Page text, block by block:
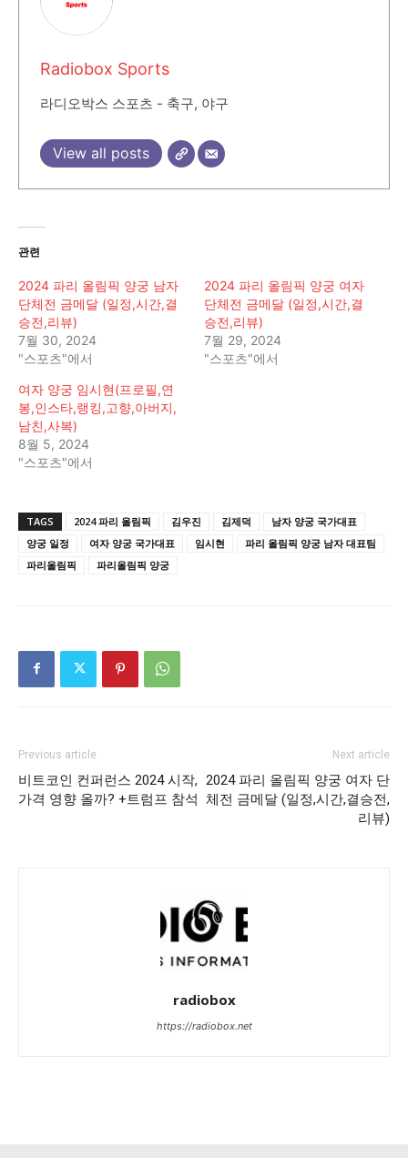
Radiobox Sports
라디오박스 스포츠 - 축구, 야구
View all posts
관련
2024 파리 올림픽 양궁 남자
단체전 금메달 (일정,시간,결
승전,리뷰)
7월 30, 2024
"스포츠"에서
2024 파리 올림픽 양궁 여자
단체전 금메달 (일정,시간,결
승전,리뷰)
7월 29, 2024
"스포츠"에서
여자 양궁 임시현(프로필,연
봉,인스타,랭킹,고향,아버지,
남친,사복)
8월 5, 2024
"스포츠"에서
TAGS 2024 파리 올림픽 김우진 김제덕
남자 양궁 국가대표
양궁 일정
여자 양궁 국가대표 임시현
파리 올림픽 양궁 남자 대표팀
파리올림픽
파리올림픽 양궁
Previous article
비트코인 컨퍼런스 2024 시작,
가격 영향 올까? +트럼프 참석
Next article
2024 파리 올림픽 양궁 여자 단
체전 금메달 (일정,시간,결승전,
리뷰)
radiobox
https://radiobox.net